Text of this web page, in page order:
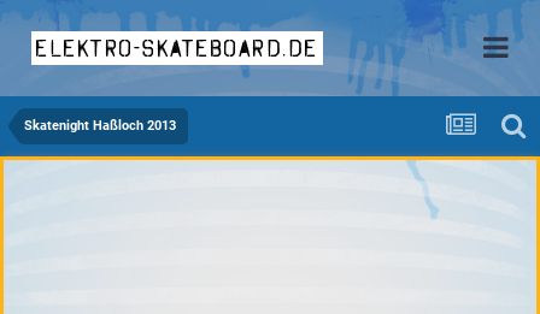
elektro-skateboard.de
Skatenight Haßloch 2013